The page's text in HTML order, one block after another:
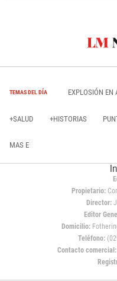
TEMAS DEL DÍA EXPLOSIÓN EN
+SALUD +HISTORIAS
MAS E
Propietario:
Director:
Editor
Domicilio:
Teléfono:
Contacto comercial: